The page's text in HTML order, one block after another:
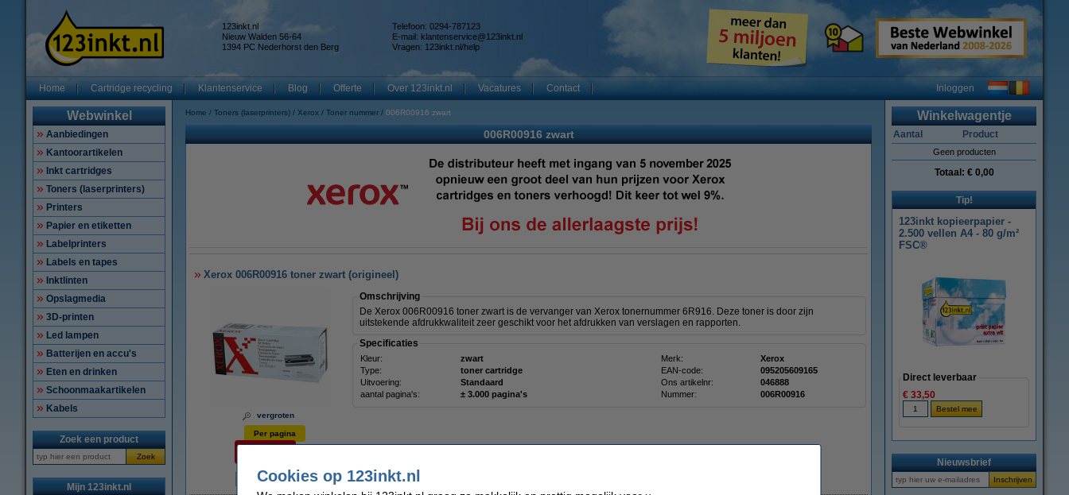
123inkt.nl
Nieuw Walden 56-64
1394 PC Nederhorst den Berg
Telefoon: 0294-787123
E-mail: klantenservice@123inkt.nl
Vragen: 123inkt.nl/help
Home Cartridge recycling Klantenservice Blog Offerte Over 123inkt.nl Vacatures Contact Inloggen
Webwinkel
Aanbiedingen
Kantoorartikelen
Inkt cartridges
Toners (laserprinters)
Printers
Papier en etiketten
Labelprinters
Labels en tapes
Inktlinten
Opslagmedia
3D-printen
Led lampen
Batterijen en accu's
Eten en drinken
Schoonmaakartikelen
Kabels
Zoek een product
Zoek
Mijn 123inkt.nl
Home Toners (laserprinters) Xerox Toner nummer 006R00916 zwart
006R00916 zwart
Xerox 006R00916 toner zwart (origineel)
vergroten
Omschrijving
De Xerox 006R00916 toner zwart is de vervanger van Xerox tonernummer 6R916. Deze toner is door zijn
uitstekende afdrukkwaliteit zeer geschikt voor het afdrukken van verslagen en rapporten.
Specificaties
Kleur: zwart Merk:
Xerox
Type:
toner cartridge EAN-code:
095205609165
Uitvoering:
Standaard Ons artikelnr:
046888
aantal pagina's:
± 3.000 pagina's Nummer: 006R00916
Per pagina
Niet meer in productie, dus niet meer leverbaar.
Winkelwagentje
Aantal Product
Geen producten
Totaal: € 0,00
Tip!
123inkt kopieerpapier -
2.500 vellen A4 - 80 g/m²
FSC®
Direct leverbaar
€ 33,50
Nieuwsbrief
Cookies op 123inkt.nl